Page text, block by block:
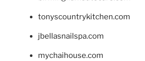
tonyscountrykitchen.com
jbellasnailspa.com
mychaihouse.com